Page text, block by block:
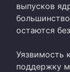
выпусков
остаются
Уязвимость
поддержку